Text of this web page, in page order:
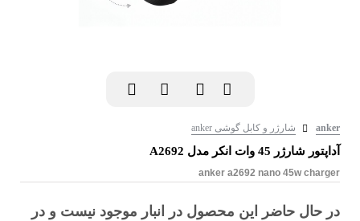
anker شارژر و کابل گوشی anker
آداپتور شارژر 45 وات انکر مدل A2692
anker a2692 nano 45w charger
در حال حاضر این محصول در انبار موجود نیست و در